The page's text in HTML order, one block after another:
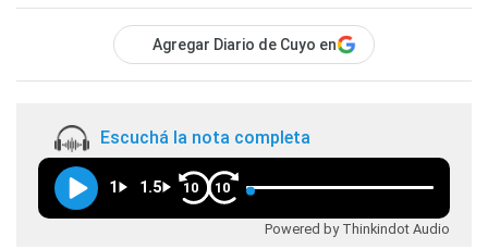
Agregar Diario de Cuyo en
Escuchá la nota completa
1 1.5 10 10
Powered by Thinkindot Audio